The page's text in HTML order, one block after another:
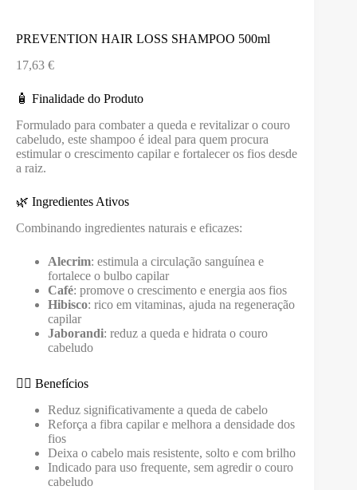
PREVENTION HAIR LOSS SHAMPOO 500ml
17,63 €
🧴 Finalidade do Produto
Formulado para combater a queda e revitalizar o couro
cabeludo, este shampoo é ideal para quem procura
estimular o crescimento capilar e fortalecer os fios desde
a raiz.
🌿 Ingredientes Ativos
Combinando ingredientes naturais e eficazes:
Alecrim: estimula a circulação sanguínea e
fortalece o bulbo capilar
Café: promove o crescimento e energia aos fios
Hibisco: rico em vitaminas, ajuda na regeneração
capilar
Jaborandi: reduz a queda e hidrata o couro
cabeludo
💆‍♀️ Benefícios
Reduz significativamente a queda de cabelo
Reforça a fibra capilar e melhora a densidade dos
fios
Deixa o cabelo mais resistente, solto e com brilho
Indicado para uso frequente, sem agredir o couro
cabeludo